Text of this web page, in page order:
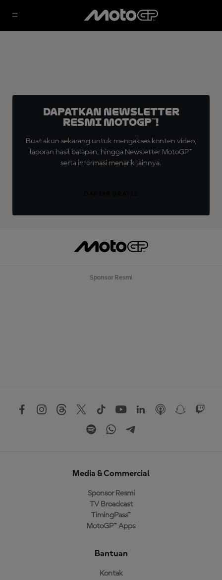
Dapatkan Newsletter
Resmi MotoGP™!
Buat akun sekarang untuk mengakses konten video,
laporan hasil balapan, hingga Newsletter MotoGP™
serta informasi menarik lainnya.
Sponsor Resmi
Media & Commercial
Sponsor Resmi
TV Broadcast
TimingPass™
MotoGP™ Apps
Bantuan
Kontak